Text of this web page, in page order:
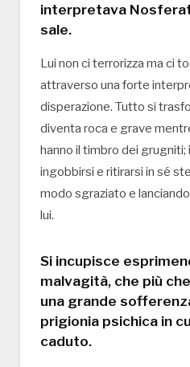
interpretava
sale.
Lui non ci terrorizza ma ci
attraverso una forte
disperazione. Tutto si
diventa roca e grave
hanno il timbro dei
ingobbirsi e ritirarsi in sé
modo sgraziato e
lui.
Si incupisce
malvagità, che più
una grande
prigionia psichica in
caduto.